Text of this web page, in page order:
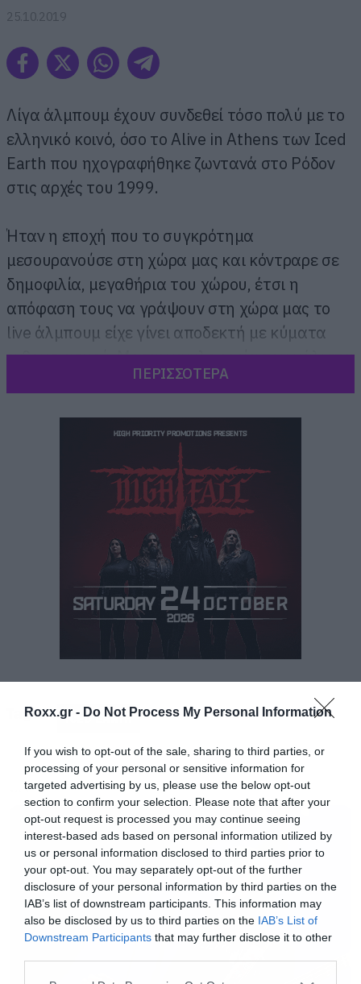
Roxx.gr - Do Not Process My Personal Information
If you wish to opt-out of the sale, sharing to third parties, or
processing of your personal or sensitive information for
targeted advertising by us, please use the below opt-out
section to confirm your selection. Please note that after your
opt-out request is processed you may continue seeing
interest-based ads based on personal information utilized by
us or personal information disclosed to third parties prior to
your opt-out. You may separately opt-out of the further
disclosure of your personal information by third parties on the
IAB’s list of downstream participants. This information may
also be disclosed by us to third parties on the IAB’s List of
Downstream Participants that may further disclose it to other
25.10.2019
Λίγα άλμπουμ έχουν συνδεθεί τόσο πολύ με το
ελληνικό κοινό, όσο το Alive in Athens των Iced
Earth που ηχογραφήθηκε ζωντανά στο Ρόδον
στις αρχές του 1999.
Ήταν η εποχή που το συγκρότημα
μεσουρανούσε στη χώρα μας και κόντραρε σε
δημοφιλία, μεγαθήρια του χώρου, έτσι η
απόφαση τους να γράψουν στη χώρα μας το
live άλμπουμ είχε γίνει αποδεκτή με κύματα
ενθουσιασμού. Με την κυκλοφορία του μάλιστα
είχε γίνει χρυσό στην Ελλάδα, σε μία εποχή που
χιλιάδες πωλήσεων.
20 χρόνια μετά οι Iced Earth κυκλοφορούν ξανά
το Alice in Athens σε σπέσιαλ έκδοση
πενταπλού βινυλίου, που περιέχει το Colors
(απουσίαζε από την πρώτη κυκλοφορία) και
καλύτερη τοποθέτηση των τραγουδιών στις
πλευρές αφού για παράδειγμα η τριλογία του
Something Wicked δεν χωρίζεται αυτή τη φορά,
αλλά ούτε διακόπτονται οι ομιλίες του Mat
ΠΕΡΙΣΣΟΤΕΡΑ
Tags: ICED EARTH